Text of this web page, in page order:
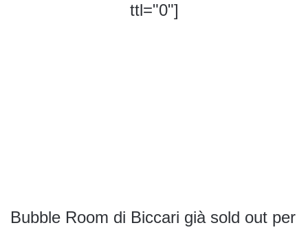
ttl="0"]
Bubble Room di Biccari già sold out per